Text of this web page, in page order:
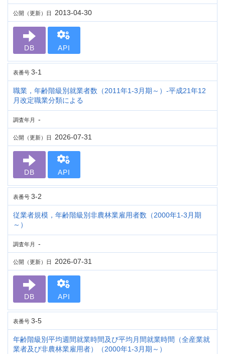
公開（更新）日 2013-04-30
DB API
表番号 3-1
職業，年齢階級別就業者数（2011年1-3月期～）-平成21年12
月改定職業分類による
調査年月 -
公開（更新）日 2026-07-31
DB API
表番号 3-2
従業者規模，年齢階級別非農林業雇用者数（2000年1-3月期
～）
調査年月 -
公開（更新）日 2026-07-31
DB API
表番号 3-5
年齢階級別平均週間就業時間及び平均月間就業時間（全産業就
業者及び非農林業雇用者）（2000年1-3月期～）